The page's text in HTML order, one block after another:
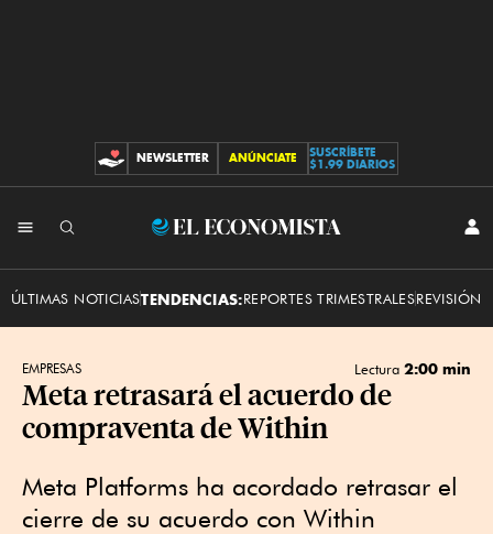
CONTRIBUCIONES
NEWSLETTER ANÚNCIATE
SUSCRÍBETE
$1.99 DIARIOS
El
ÚLTIMAS NOTICIASTENDENCIAS:REPORTES TRIMESTRALESREVISIÓN
EMPRESAS Lectura 2:00 min
Meta retrasará el acuerdo de
compraventa de Within
Meta Platforms ha acordado retrasar el
cierre de su acuerdo con Within